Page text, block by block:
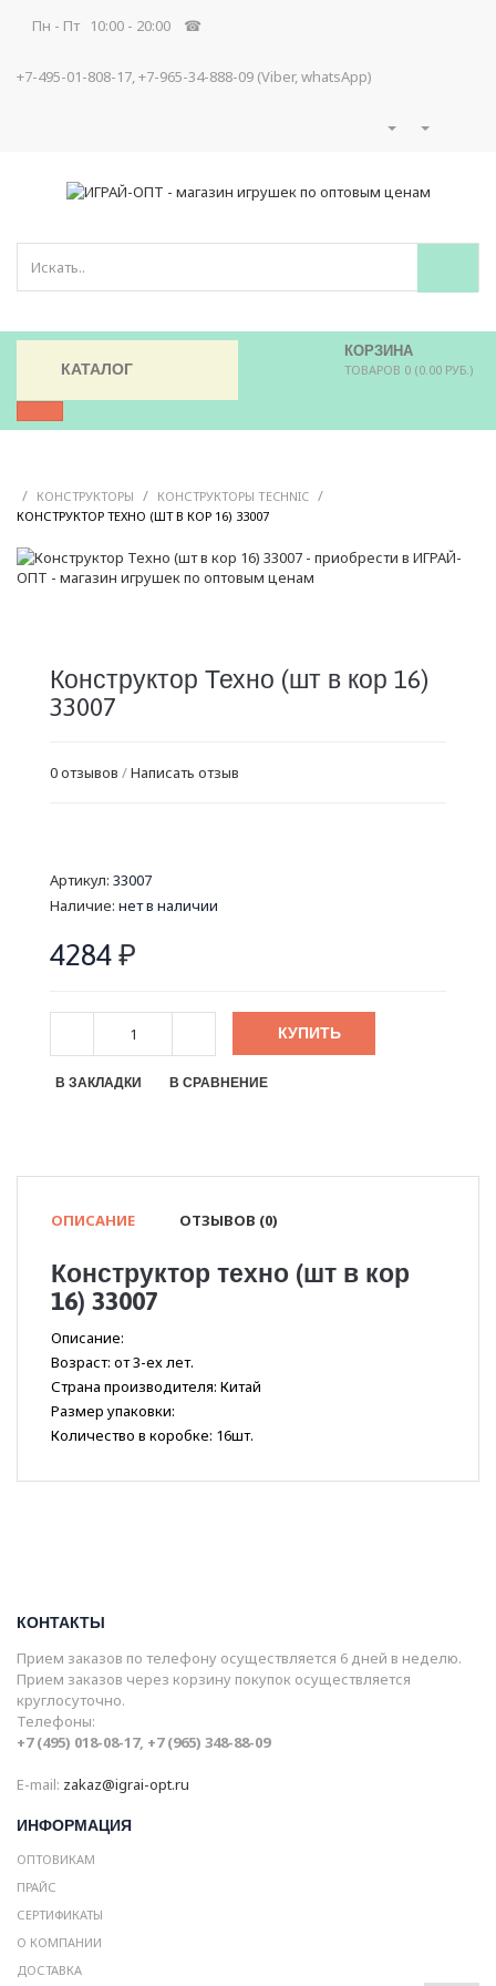
Пн - Пт 10:00 - 20:00 ☎
+7-495-01-808-17, +7-965-34-888-09 (Viber, whatsApp)
КОРЗИНА
ТОВАРОВ 0 (0.00 РУБ.)
КАТАЛОГ
/ КОНСТРУКТОРЫ / КОНСТРУКТОРЫ TECHNIC /
КОНСТРУКТОР ТЕХНО (ШТ В КОР 16) 33007
Конструктор Техно (шт в кор 16)
33007
0 отзывов /Написать отзыв
Артикул: 33007
Наличие: нет в наличии
4284₽
КУПИТЬ
В ЗАКЛАДКИ В СРАВНЕНИЕ
ОПИСАНИЕ ОТЗЫВОВ (0)
Конструктор техно (шт в кор
16) 33007
Описание:
Возраст: от 3-ех лет.
Страна производителя: Китай
Размер упаковки:
Количество в коробке: 16шт.
КОНТАКТЫ
Прием заказов по телефону осуществляется 6 дней в неделю.
Прием заказов через корзину покупок осуществляется
круглосуточно.
Телефоны:
+7 (495) 018-08-17, +7 (965) 348-88-09
E-mail: zakaz@igrai-opt.ru
ИНФОРМАЦИЯ
ОПТОВИКАМ
ПРАЙС
СЕРТИФИКАТЫ
О КОМПАНИИ
ДОСТАВКА